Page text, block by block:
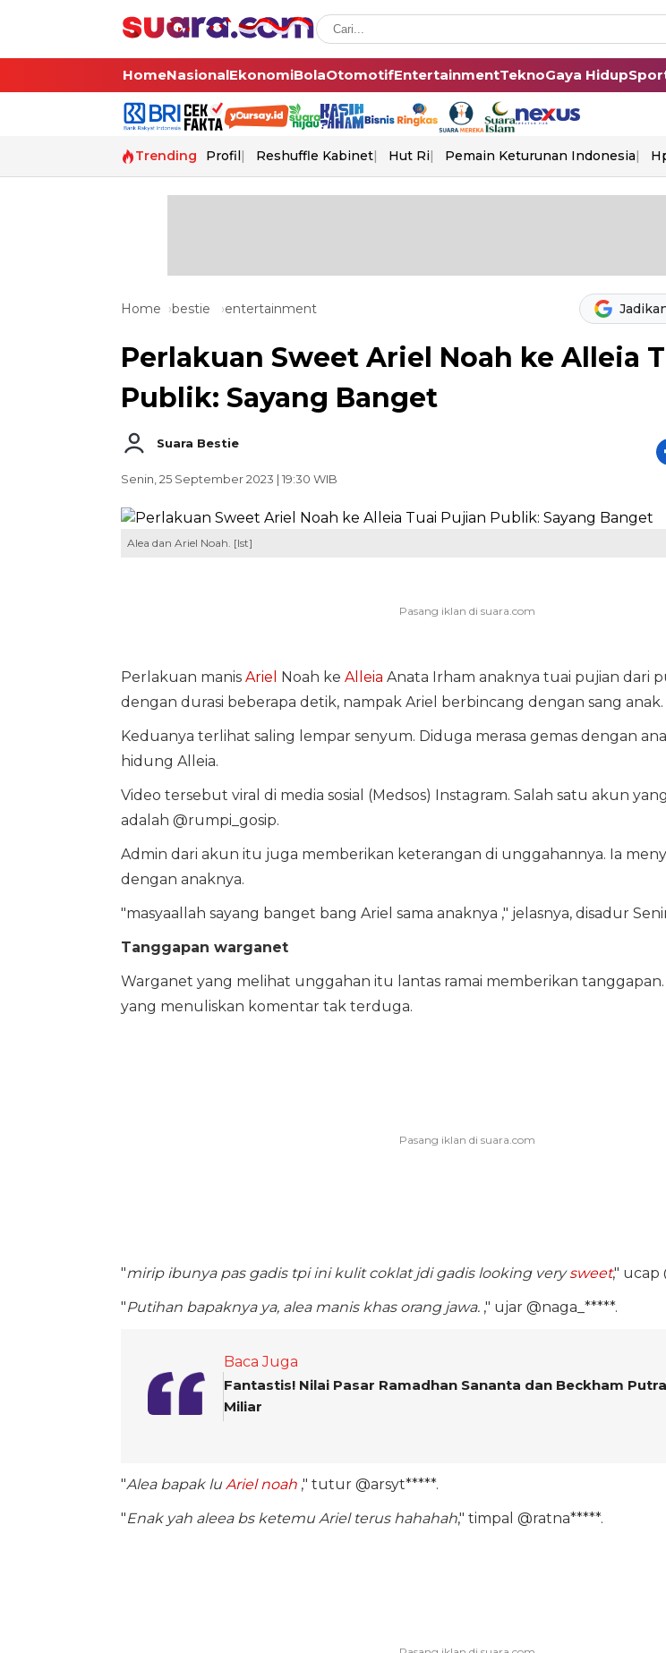
HomeNasionalEkonomiBolaOtomotifEntertainmentTeknoGaya Hidup
Trending Profil Reshuffle Kabinet Hut Ri Pemain Keturunan Indonesia
Home bestie entertainment
Perlakuan Sweet Ariel Noah ke Alleia
Publik: Sayang Banget
Suara Bestie
Senin, 25 September 2023 | 19:30 WIB
Alea dan Ariel Noah. [Ist]
Perlakuan manis Ariel Noah ke Alleia Anata Irham anaknya tuai pujian dari
dengan durasi beberapa detik, nampak Ariel berbincang dengan sang anak.
Keduanya terlihat saling lempar senyum. Diduga merasa gemas dengan
hidung Alleia.
Video tersebut viral di media sosial (Medsos) Instagram. Salah satu akun
adalah @rumpi_gosip.
Admin dari akun itu juga memberikan keterangan di unggahannya. Ia
dengan anaknya.
"masyaallah sayang banget bang Ariel sama anaknya ," jelasnya, disadur
Tanggapan warganet
Warganet yang melihat unggahan itu lantas ramai memberikan
yang menuliskan komentar tak terduga.
"mirip ibunya pas gadis tpi ini kulit coklat jdi gadis looking verysweet," ucap
"Putihan bapaknya ya, alea manis khas orang jawa. ," ujar @naga_*****.
Baca Juga
Fantastis! Nilai Pasar Ramadhan Sananta dan Beckham
Miliar
"Alea bapak lu Ariel noah ," tutur @arsyt*****.
"Enak yah aleea bs ketemu Ariel terus hahahah," timpal @ratna*****.